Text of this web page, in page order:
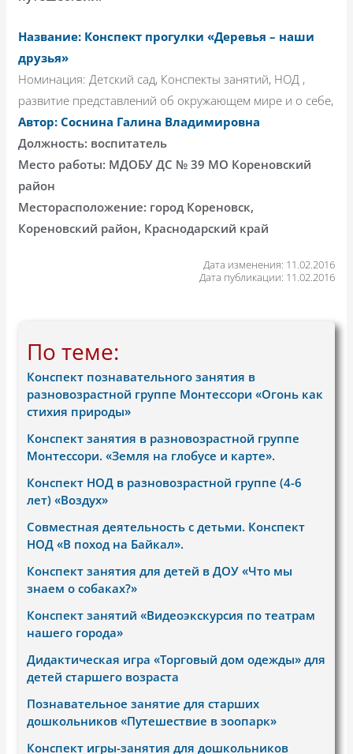
Название: Конспект прогулки «Деревья – наши
друзья»
Номинация: Детский сад, Конспекты занятий, НОД ,
развитие представлений об окружающем мире и о себе,
Автор: Соснина Галина Владимировна
Должность: воспитатель
Место работы: МДОБУ ДС № 39 МО Кореновский
район
Месторасположение: город Кореновск,
Кореновский район, Краснодарский край
Дата изменения: 11.02.2016
Дата публикации: 11.02.2016
По теме:
Конспект познавательного занятия в
разновозрастной группе Монтессори «Огонь как
стихия природы»
Конспект занятия в разновозрастной группе
Монтессори. «Земля на глобусе и карте».
Конспект НОД в разновозрастной группе (4-6
лет) «Воздух»
Совместная деятельность с детьми. Конспект
НОД «В поход на Байкал».
Конспект занятия для детей в ДОУ «Что мы
знаем о собаках?»
Конспект занятий «Видеоэкскурсия по театрам
нашего города»
Дидактическая игра «Торговый дом одежды» для
детей старшего возраста
Познавательное занятие для старших
дошкольников «Путешествие в зоопарк»
Конспект игры-занятия для дошкольников